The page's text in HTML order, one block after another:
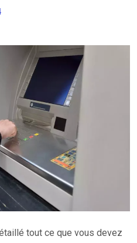
tout ce que vous devez